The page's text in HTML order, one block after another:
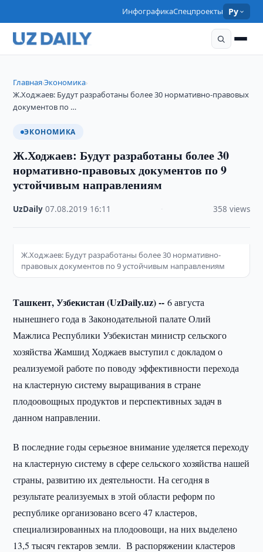
ИнфографикаСпецпроекты Ру
Главная›Экономика›
Ж.Ходжаев: Будут разработаны более 30 нормативно-правовых
документов по …
ЭКОНОМИКА
Ж.Ходжаев: Будут разработаны более 30
нормативно-правовых документов по 9
устойчивым направлениям
UzDaily ·07.08.2019 16:11 358 views
Ж.Ходжаев: Будут разработаны более 30 нормативно-
правовых документов по 9 устойчивым направлениям
Ташкент, Узбекистан (UzDaily.uz) -- 6 августа
нынешнего года в Законодательной палате Олий
Мажлиса Республики Узбекистан министр сельского
хозяйства Жамшид Ходжаев выступил с докладом о
реализуемой работе по поводу эффективности перехода
на кластерную систему выращивания в стране
плодоовощных продуктов и перспективных задач в
данном направлении.
В последние годы серьезное внимание уделяется переходу
на кластерную систему в сфере сельского хозяйства нашей
страны, развитию их деятельности. На сегодня в
результате реализуемых в этой области реформ по
республике организовано всего 47 кластеров,
специализированных на плодоовощи, на них выделено
13,5 тысяч гектаров земли. В распоряжении кластеров